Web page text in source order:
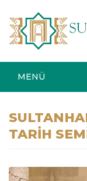
MENÜ
TARİH